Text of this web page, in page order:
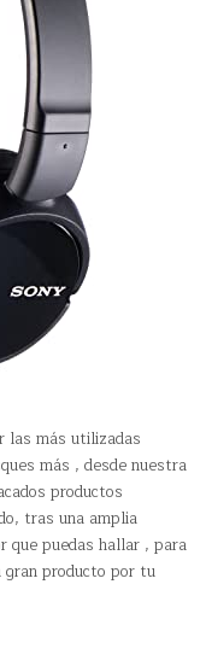
las más utilizadas
más , desde nuestra
productos
tras una amplia
que puedas hallar , para
gran producto por tu